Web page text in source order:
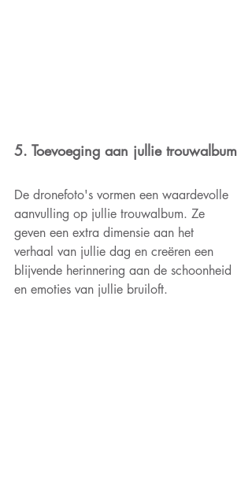
5. Toevoeging aan jullie trouwalbum
De dronefoto's vormen een waardevolle
aanvulling op jullie trouwalbum. Ze
geven een extra dimensie aan het
verhaal van jullie dag en creëren een
blijvende herinnering aan de schoonheid
en emoties van jullie bruiloft.